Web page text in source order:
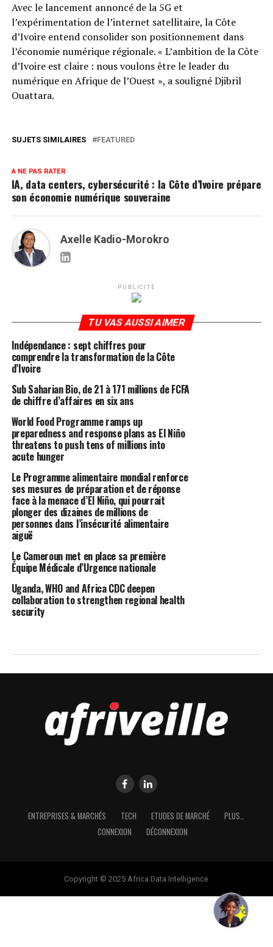
Avec le lancement annoncé de la 5G et
l’expérimentation de l’internet satellitaire, la Côte
d’Ivoire entend consolider son positionnement dans
l’économie numérique régionale. « L’ambition de la Côte
d’Ivoire est claire : nous voulons être le leader du
numérique en Afrique de l’Ouest », a souligné Djibril
Ouattara.
SUJETS SIMILAIRES FEATURED
A NE PAS RATER
IA, data centers, cybersécurité : la Côte d’Ivoire prépare
son économie numérique souveraine
Axelle Kadio-Morokro
PUBLICITÉ
TU VAS AUSSI AIMER
Indépendance : sept chiffres pour
comprendre la transformation de la Côte
d’Ivoire
Sub Saharian Bio, de 21 à 171 millions de FCFA
de chiffre d’affaires en six ans
World Food Programme ramps up
preparedness and response plans as El Niño
threatens to push tens of millions into
acute hunger
Le Programme alimentaire mondial renforce
ses mesures de préparation et de réponse
face à la menace d’El Niño, qui pourrait
plonger des dizaines de millions de
personnes dans l’insécurité alimentaire
aiguë
Le Cameroun met en place sa première
Équipe Médicale d’Urgence nationale
Uganda, WHO and Africa CDC deepen
collaboration to strengthen regional health
security
ENTREPRISES & MARCHÉS TECH ETUDES DE MARCHÉ
PLUS…
CONNEXION
DÉCONNEXION
Copyright © 2025 Africa Data Intelligence